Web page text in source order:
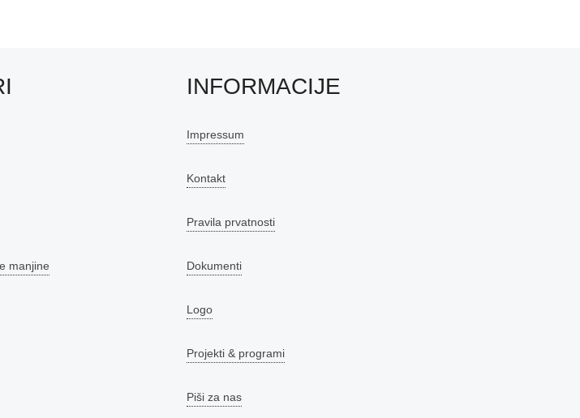
manjine
INFORMACIJE
Impressum
Kontakt
Pravila prvatnosti
Dokumenti
Logo
Projekti & programi
Piši za nas